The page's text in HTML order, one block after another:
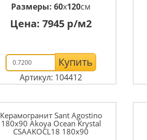
Размеры:60x120см
Цена:7945 р/м2
Купить
Артикул: 104412
Керамогранит Sant Agostino
180x90 Akoya Ocean Krystal
CSAAKOCL18 180x90